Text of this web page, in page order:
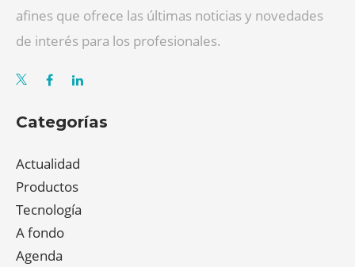
afines que ofrece las últimas noticias y novedades
de interés para los profesionales.
Categorías
Actualidad
Productos
Tecnología
A fondo
Agenda